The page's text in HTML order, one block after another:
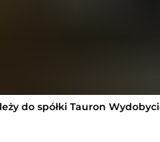
do spółki Tauron